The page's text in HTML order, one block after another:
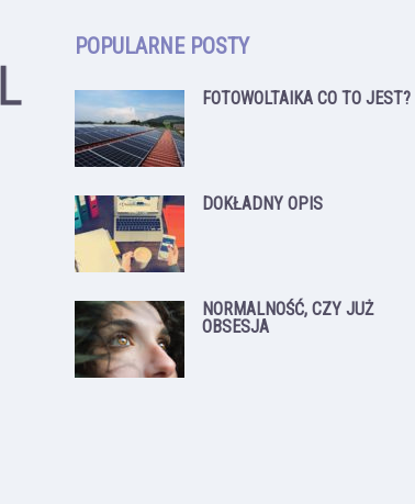
POPULARNE POSTY
FOTOWOLTAIKA CO TO JEST?
DOKŁADNY OPIS
NORMALNOŚĆ, CZY JUŻ
OBSESJA